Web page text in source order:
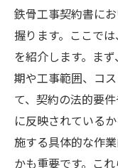
鉄骨工事契約書に
握ります。ここで
を紹介します。ま
期や工事範囲、コ
て、契約の法的要
に反映されている
施する具体的な作
かも重要です。こ